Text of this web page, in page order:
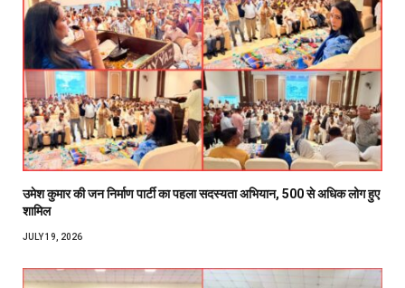
उमेश कुमार की जन निर्माण पार्टी का पहला सदस्यता अभियान, 500 से अधिक लोग हुए
शामिल
JULY 19, 2026